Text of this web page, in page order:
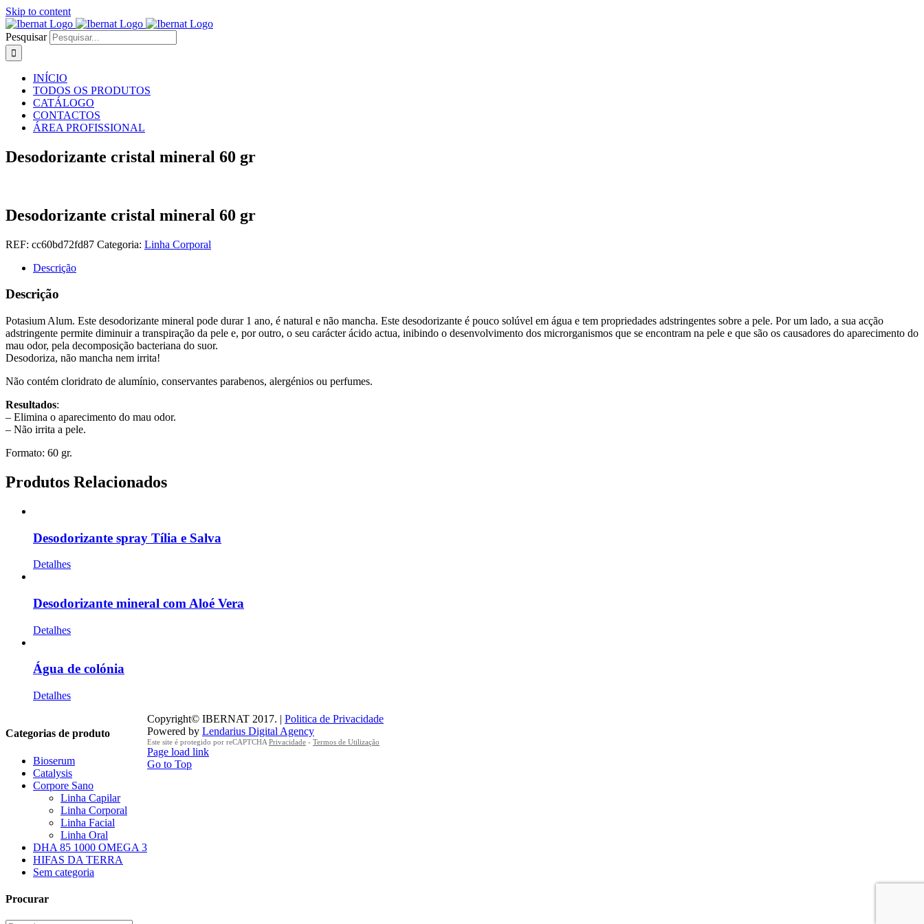
Skip to content
Pesquisar
INÍCIO
TODOS OS PRODUTOS
CATÁLOGO
CONTACTOS
ÁREA PROFISSIONAL
Desodorizante cristal mineral 60 gr
Desodorizante cristal mineral 60 gr
REF: cc60bd72fd87 Categoria: Linha Corporal
Descrição
Descrição
Potasium Alum. Este desodorizante mineral pode durar 1 ano, é natural e não mancha. Este desodorizante é pouco solúvel em água e tem propriedades adstringentes sobre a pele. Por um lado, a sua acção
adstringente permite diminuir a transpiração da pele e, por outro, o seu carácter ácido actua, inibindo o desenvolvimento dos microrganismos que se encontram na pele e que são os causadores do aparecimento do
mau odor, pela decomposição bacteriana do suor.
Desodoriza, não mancha nem irrita!
Não contém cloridrato de alumínio, conservantes parabenos, alergénios ou perfumes.
Resultados:
– Elimina o aparecimento do mau odor.
– Não irrita a pele.
Formato: 60 gr.
Produtos Relacionados
Desodorizante spray Tília e Salva
Detalhes
Desodorizante mineral com Aloé Vera
Detalhes
Água de colónia
Detalhes
Categorias de produto
Bioserum
Catalysis
Corpore Sano
Linha Capilar
Linha Corporal
Linha Facial
Linha Oral
DHA 85 1000 OMEGA 3
HIFAS DA TERRA
Sem categoria
Procurar
Copyright© IBERNAT 2017. | Politica de Privacidade
Powered by Lendarius Digital Agency
Este site é protegido por reCAPTCHA Privacidade - Termos de Utilização
Page load link
Go to Top